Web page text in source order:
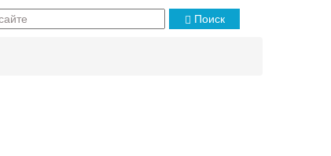
Поиск